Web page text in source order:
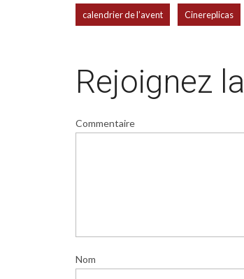
calendrier de l’avent Cinereplicas
Rejoignez
Commentaire
Nom